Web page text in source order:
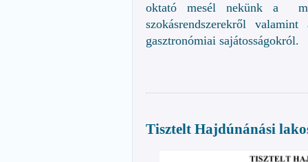
oktató mesél nekünk a
szokásrendszerekről
gasztronómiai sajátosságokról.
Tisztelt Hajdúnánási